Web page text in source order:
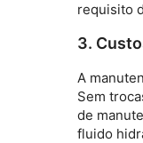
requisito
3.
A
Sem
de
fluido